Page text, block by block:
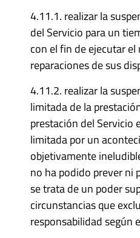
4.11.1. realizar la
del Servicio para un
con el fin de ejecutar
reparaciones de sus
4.11.2. realizar la
limitada de la
prestación del Servicio
limitada por un
objetivamente
no ha podido prever ni
se trata de un poder
circunstancias que
responsabilidad según